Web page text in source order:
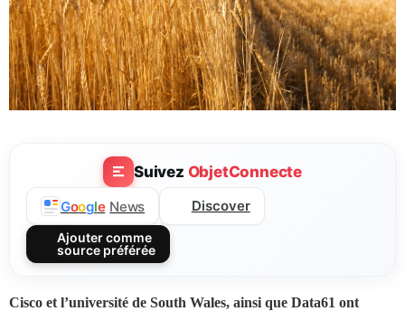
Suivez ObjetConnecte
Google News Discover
Ajouter comme
source préférée
Cisco et l’université de South Wales, ainsi que Data61 ont